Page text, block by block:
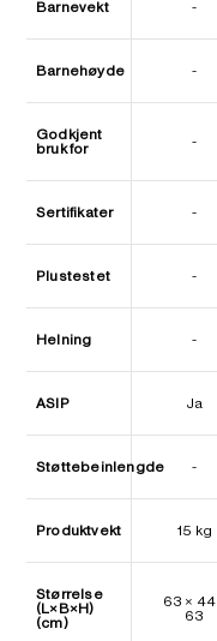
Barnevekt -
Barnehøyde -
Godkjent
bruk for
-
Sertifikater -
Plustestet -
Helning -
ASIP Ja
Støttebeinlengde -
Produktvekt 15 kg
Størrelse
(L×B×H)
(cm)
63 × 44
63